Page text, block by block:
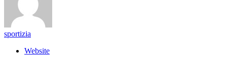
sportizia
Website